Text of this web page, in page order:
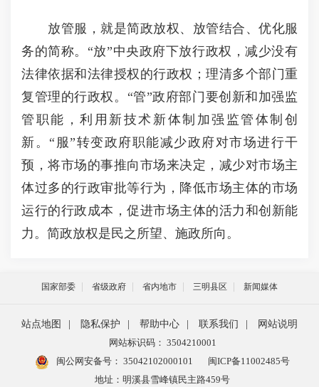
放管服，就是简政放权、放管结合、优化服
务的简称。“放”中央政府下放行政权，减少没有
法律依据和法律授权的行政权；理清多个部门重
复管理的行政权。“管”政府部门要创新和加强监
管职能，利用新技术新体制加强监管体制创
新。“服”转变政府职能减少政府对市场进行干
预，将市场的事推向市场来决定，减少对市场主
体过多的行政审批等行为，降低市场主体的市场
运行的行政成本，促进市场主体的活力和创新能
力。简政放权是民之所望、施政所向。
国家部委 省级政府 省内地市 三明县区 新闻媒体
站点地图 隐私保护 帮助中心 联系我们
网站说明
网站标识码： 3504210001
闽公网安备号： 35042102000101
闽ICP备11002485号
地址：明溪县雪峰镇民主路459号